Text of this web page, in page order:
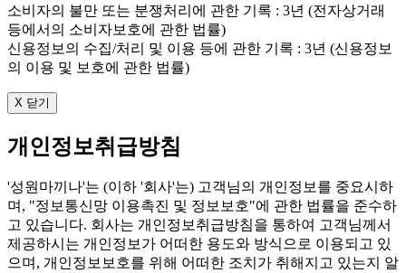
소비자의 불만 또는 분쟁처리에 관한 기록 : 3년 (전자상거래
등에서의 소비자보호에 관한 법률)
신용정보의 수집/처리 및 이용 등에 관한 기록 : 3년 (신용정보
의 이용 및 보호에 관한 법률)
X 닫기
개인정보취급방침
'성원마끼나'는 (이하 '회사'는) 고객님의 개인정보를 중요시하
며, "정보통신망 이용촉진 및 정보보호"에 관한 법률을 준수하
고 있습니다. 회사는 개인정보취급방침을 통하여 고객님께서
제공하시는 개인정보가 어떠한 용도와 방식으로 이용되고 있
으며, 개인정보보호를 위해 어떠한 조치가 취해지고 있는지 알